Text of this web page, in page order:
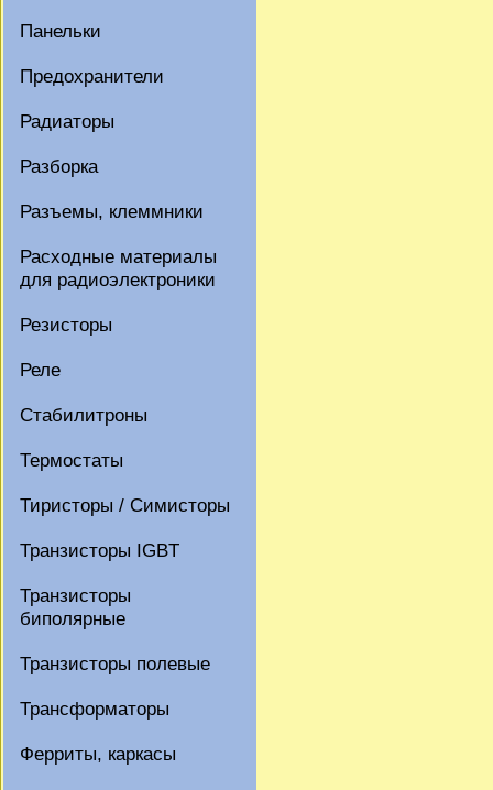
Панельки
Предохранители
Радиаторы
Разборка
Разъемы, клеммники
Расходные материалы
для радиоэлектроники
Резисторы
Реле
Стабилитроны
Термостаты
Тиристоры / Симисторы
Транзисторы IGBT
Транзисторы
биполярные
Транзисторы полевые
Трансформаторы
Ферриты, каркасы